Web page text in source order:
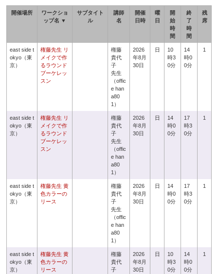
開催場所
ワークショ
ップ名 ▼
サブタイト
ル
講師
名
開催
日時
曜
日
開
始
時
間
終
了
時
間
残
席
east side t
okyo（東
京）
権藤先生 リ
メイクで作
るラウンド
ブーケレッ
スン
権藤
貴代
子
先生
（offic
e han
a80
1）
2026
年8月
30日
日
10
時3
0分
14
時0
0分
1
east side t
okyo（東
京）
権藤先生 リ
メイクで作
るラウンド
ブーケレッ
スン
権藤
貴代
子
先生
（offic
e han
a80
1）
2026
年8月
30日
日
14
時0
0分
17
時3
0分
1
east side t
okyo（東
京）
権藤先生 黄
色カラーの
リース
権藤
貴代
子
先生
（offic
e han
a80
1）
2026
年8月
30日
日
14
時0
0分
17
時3
0分
1
east side t
okyo（東
京）
権藤先生 黄
色カラーの
リース
権藤
貴代
子
2026
年8月
30日
日
10
時3
0分
14
時0
0分
1